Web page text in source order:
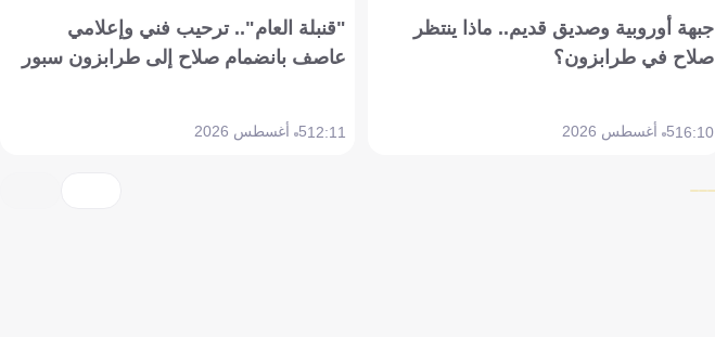
جبهة أوروبية وصديق قديم.. ماذا ينتظر
صلاح في طرابزون؟
16:105 أغسطس 2026
"قنبلة العام".. ترحيب فني وإعلامي
عاصف بانضمام صلاح إلى طرابزون سبور
12:115 أغسطس 2026